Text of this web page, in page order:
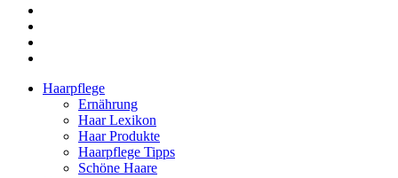
Haarpflege
Ernährung
Haar Lexikon
Haar Produkte
Haarpflege Tipps
Schöne Haare